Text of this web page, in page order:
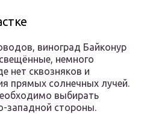
виноград Байконур
немного
нет сквозняков и
прямых солнечных лучей.
выбирать
западной стороны.